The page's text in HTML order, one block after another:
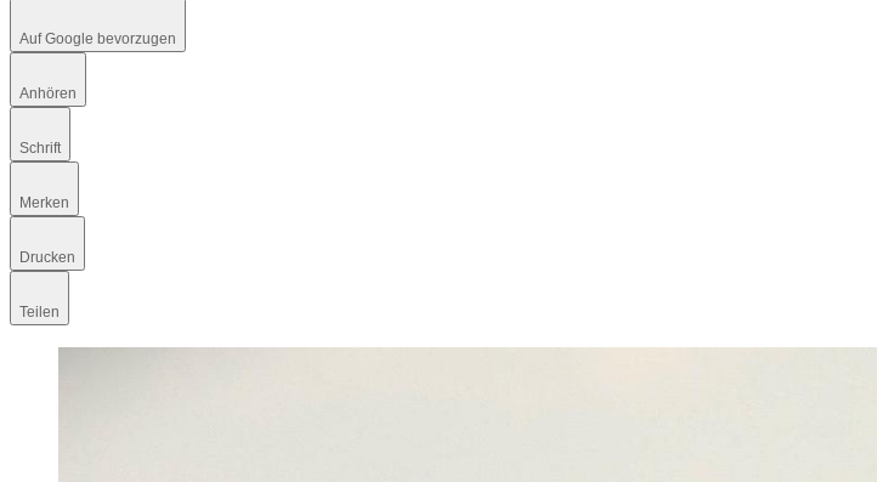
Auf Google bevorzugen
Anhören
Schrift
Merken
Drucken
Teilen